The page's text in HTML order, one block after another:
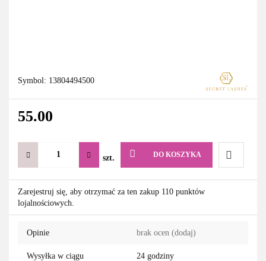
Symbol: 13804494500
55.00
szt. DO KOSZYKA
Do
Zarejestruj się, aby otrzymać za ten zakup 110 punktów
lojalnościowych.
Opinie brak ocen (dodaj)
Wysyłka w ciągu 24 godziny